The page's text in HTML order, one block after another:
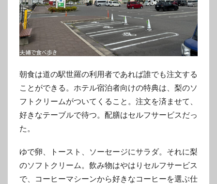
朝食は道の駅世羅の利用者であれば誰でも注文する
ことができる。ホテル宿泊者向けの特典は、梨のソ
フトクリームがついてくること。注文を済ませて、
好きなテーブルで待つ。配膳はセルフサービスだっ
た。
ゆで卵、トースト、ソーセージにサラダ。それに梨
のソフトクリーム。飲み物はやはりセルフサービス
で、コーヒーマシーンから好きなコーヒーを選ぶ仕